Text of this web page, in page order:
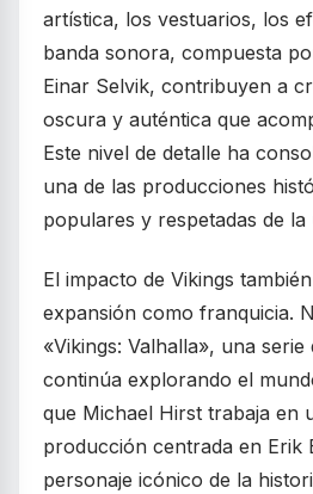
artística, los vestuarios, los
banda sonora, compuesta
Einar Selvik, contribuyen a
oscura y auténtica que
Este nivel de detalle ha
una de las producciones
populares y respetadas de la
El impacto de Vikings
expansión como franquicia.
«Vikings: Valhalla», una serie
continúa explorando el
que Michael Hirst trabaja en
producción centrada en Erik
personaje icónico de la